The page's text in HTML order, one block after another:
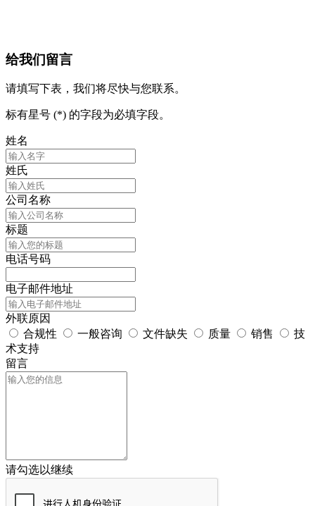
给我们留言
请填写下表，我们将尽快与您联系。
标有星号 (*) 的字段为必填字段。
姓名
姓氏
公司名称
标题
电话号码
电子邮件地址
外联原因
合规性
一般咨询 文件缺失 质量 销售
技
术支持
留言
请勾选以继续